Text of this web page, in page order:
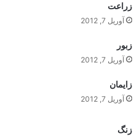
زراعت
آوریل 7, 2012
زبور
آوریل 7, 2012
زايمان
آوریل 7, 2012
زنگ